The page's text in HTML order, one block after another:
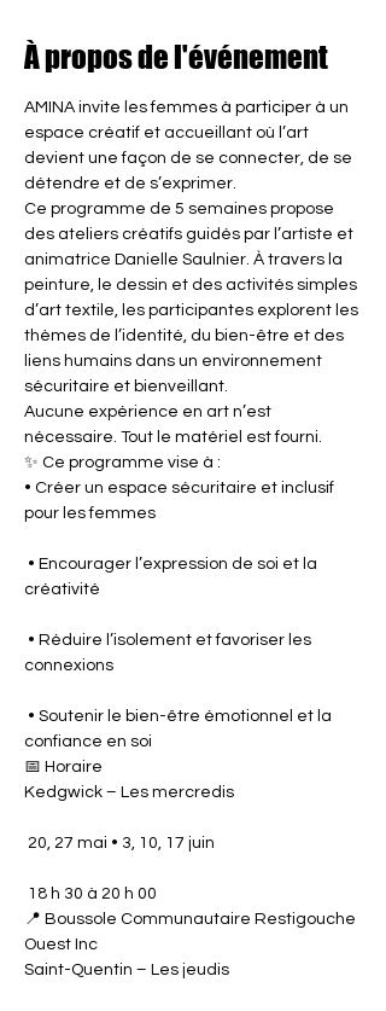
À propos de l'événement
AMINA invite les femmes à participer à un
espace créatif et accueillant où l’art
devient une façon de se connecter, de se
détendre et de s’exprimer.
Ce programme de 5 semaines propose
des ateliers créatifs guidés par l’artiste et
animatrice Danielle Saulnier. À travers la
peinture, le dessin et des activités simples
d’art textile, les participantes explorent les
thèmes de l’identité, du bien-être et des
liens humains dans un environnement
sécuritaire et bienveillant.
Aucune expérience en art n’est
nécessaire. Tout le matériel est fourni.
✨ Ce programme vise à :
• Créer un espace sécuritaire et inclusif
pour les femmes
• Encourager l’expression de soi et la
créativité
• Réduire l’isolement et favoriser les
connexions
• Soutenir le bien-être émotionnel et la
confiance en soi
📅 Horaire
Kedgwick – Les mercredis
20, 27 mai • 3, 10, 17 juin
18 h 30 à 20 h 00
📍 Boussole Communautaire Restigouche
Ouest Inc
Saint-Quentin – Les jeudis